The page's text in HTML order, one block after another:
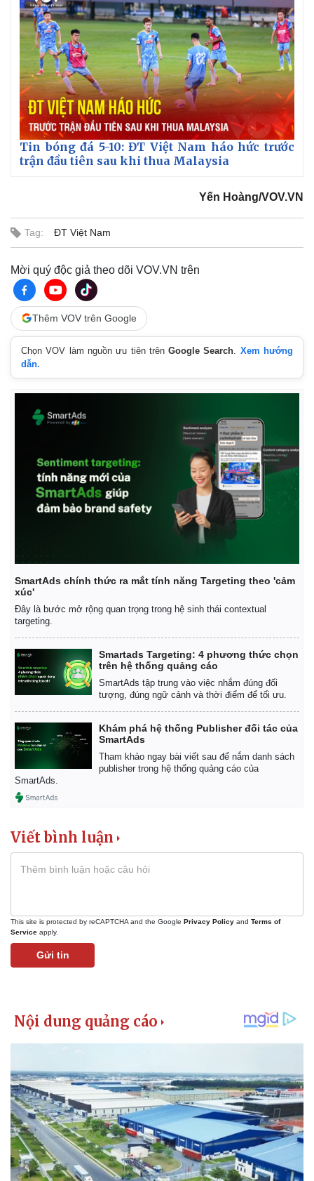
Kinh tế
Khởi nghiệp
Tin bóng đá 5-10: ĐT Việt Nam háo hức trước
trận đầu tiên sau khi thua Malaysia
Yến Hoàng/VOV.VN
Tag: ĐT Việt Nam
Mời quý độc giả theo dõi VOV.VN trên
Thêm VOV trên Google
Chọn VOV làm nguồn ưu tiên trênGoogle Search
Xem hướng
dẫn.
SmartAds chính thức ra mắt tính năng Targeting theo 'cảm
xúc'
Đây là bước mở rộng quan trọng trong hệ sinh thái contextual
targeting.
Smartads Targeting: 4 phương thức chọn
trên hệ thống quảng cáo
SmartAds tập trung vào việc nhắm đúng đối
tượng, đúng ngữ cảnh và thời điểm để tối ưu.
Khám phá hệ thống Publisher đối tác của
SmartAds
Tham khảo ngay bài viết sau để nắm danh sách
publisher trong hệ thống quảng cáo của
SmartAds.
Viết bình luận
This site is protected by reCAPTCHA and the Google Privacy Policy and Terms of
Service apply.
Gửi tin